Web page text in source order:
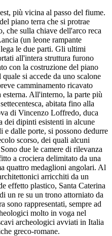
più vicina al passo del fiume.
piano terra che si protrae
che sulla chiave dell'arco reca
(un leone rampante
le due parti. Gli ultimi
all'intera struttura furono
con la costruzione del piano
quale si accede da uno scalone
camminamento ricavato
esterna. All'interno, la parte più
abitata fino alla
di Vincenzo Loffredo, duca
dei dipinti esistenti in alcune
e dalle porte, si possono dedurre
scorso, dei quali alcuni
due le camere di rilevanza
a crociera delimitato da una
quattro medaglioni angolari. Al
arricchiti da un
effetto plastico, Santa Caterina
un re su un trono attorniato da
sono rappresentati, sempre ad
molto in voga nel
archeologici avviati in Italia
greco-romane.